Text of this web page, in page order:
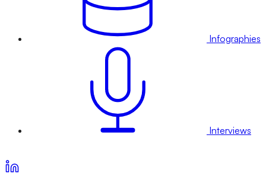
Infographies
Interviews